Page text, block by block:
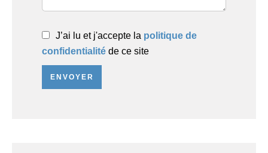
J’ai lu et j'accepte la politique de
confidentialité de ce site
ENVOYER